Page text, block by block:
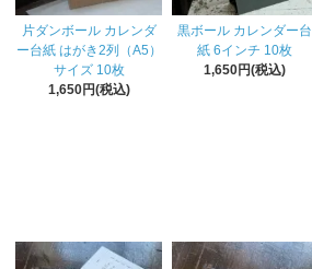
片ダンボール カレンダ
ー台紙 はがき2列（A5）
サイズ 10枚
1,650円(税込)
黒ボール カレンダー台
紙 6インチ 10枚
1,650円(税込)